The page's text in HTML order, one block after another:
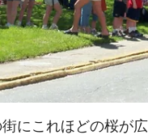
にこれほどの桜が